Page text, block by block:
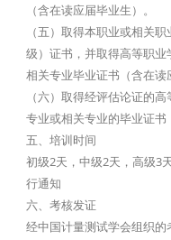
（含在读应届毕业生）。
（五）取得本职业或相关
级）证书，并取得高等职
相关专业毕业证书（含在读
（六）取得经评估论证的
专业或相关专业的毕业证书
五、培训时间
初级2天，中级2天，高级3
行通知
六、考核发证
经中国计量测试学会组织